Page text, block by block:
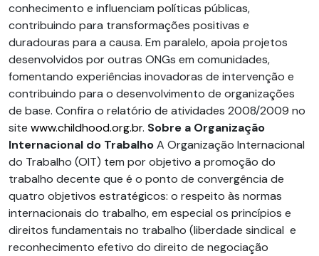
conhecimento e influenciam políticas públicas,
contribuindo para transformações positivas e
duradouras para a causa. Em paralelo, apoia projetos
desenvolvidos por outras ONGs em comunidades,
fomentando experiências inovadoras de intervenção e
contribuindo para o desenvolvimento de organizações
de base. Confira o relatório de atividades 2008/2009 no
site www.childhood.org.br. Sobre a Organização
Internacional do TrabalhoA Organização Internacional
do Trabalho (OIT) tem por objetivo a promoção do
trabalho decente que é o ponto de convergência de
quatro objetivos estratégicos: o respeito às normas
internacionais do trabalho, em especial os princípios e
direitos fundamentais no trabalho (liberdade sindical e
reconhecimento efetivo do direito de negociação